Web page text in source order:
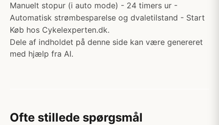
Manuelt stopur (i auto mode) - 24 timers ur -
Automatisk strømbesparelse og dvaletilstand - Start
Køb hos Cykelexperten.dk.
Dele af indholdet på denne side kan være genereret
med hjælp fra AI.
Ofte stillede spørgsmål